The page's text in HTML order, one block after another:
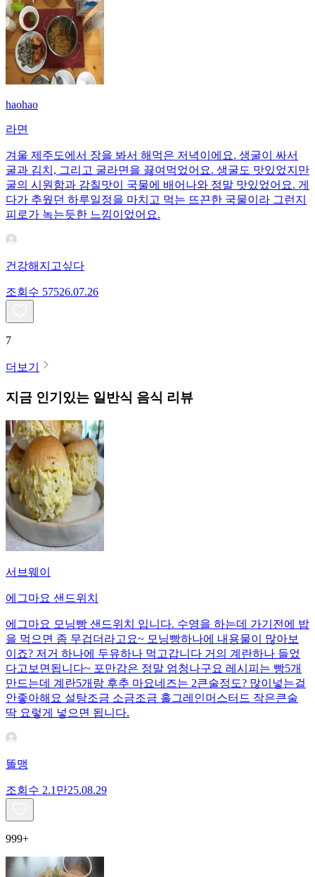
haohao
라면
겨울 제주도에서 장을 봐서 해먹은 저녁이에요. 생굴이 싸서
굴과 김치, 그리고 굴라면을 끓여먹었어요. 생굴도 맛있었지만
굴의 시원함과 감칠맛이 국물에 배어나와 정말 맛있었어요. 게
다가 추웠던 하루일정을 마치고 먹는 뜨끈한 국물이라 그런지
피로가 녹는듯한 느낌이었어요.
건강해지고싶다
조회수 57526.07.26
7
더보기
지금 인기있는 일반식 음식 리뷰
서브웨이
에그마요 샌드위치
에그마요 모닝빵 샌드위치 입니다. 수영을 하는데 가기전에 밥
을 먹으면 좀 무겁더라고요~ 모닝빵하나에 내용물이 많아보
이죠? 저거 하나에 두유하나 먹고갑니다 거의 계란하나 들었
다고보면됩니다~ 포만감은 정말 엄청나구요 레시피는 빵5개
만드는데 계란5개랑 후추 마요네즈는 2큰술정도? 많이넣는걸
안좋아해요 설탕조금 소금조금 홀그레인머스터드 작은큰술
딱 요렇게 넣으면 됩니다.
똘맹
조회수 2.1만25.08.29
999+